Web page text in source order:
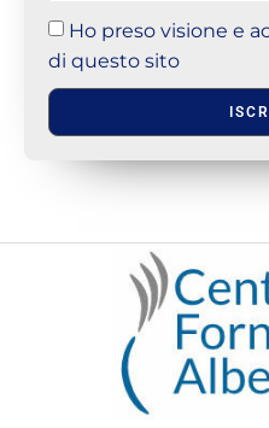
Ho preso visione e
di questo sito